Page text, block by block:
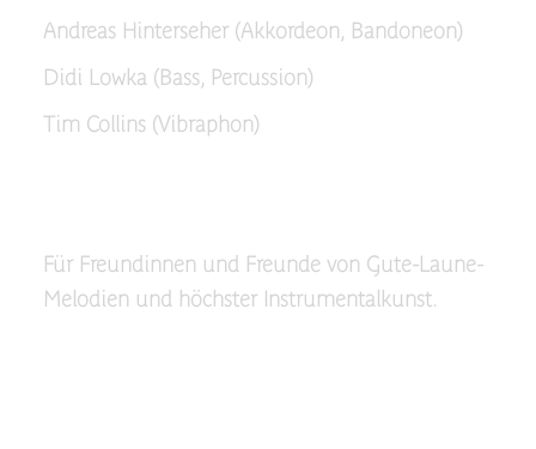
Andreas Hinterseher (Akkordeon, Bandoneon)
Didi Lowka (Bass, Percussion)
Tim Collins (Vibraphon)
Für Freundinnen und Freunde von Gute-Laune-
Melodien und höchster Instrumentalkunst.